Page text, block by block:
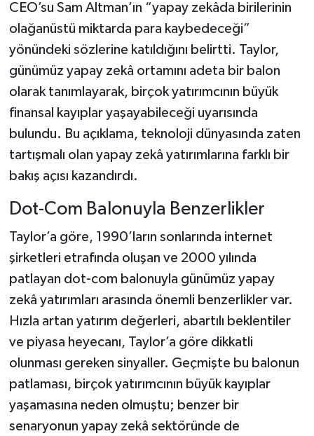
CEO’su Sam Altman’ın “yapay zekâda birilerinin
olağanüstü miktarda para kaybedeceği”
yönündeki sözlerine katıldığını belirtti. Taylor,
günümüz yapay zekâ ortamını adeta bir balon
olarak tanımlayarak, birçok yatırımcının büyük
finansal kayıplar yaşayabileceği uyarısında
bulundu. Bu açıklama, teknoloji dünyasında zaten
tartışmalı olan yapay zekâ yatırımlarına farklı bir
bakış açısı kazandırdı.
Dot-Com Balonuyla Benzerlikler
Taylor’a göre, 1990’ların sonlarında internet
şirketleri etrafında oluşan ve 2000 yılında
patlayan dot-com balonuyla günümüz yapay
zekâ yatırımları arasında önemli benzerlikler var.
Hızla artan yatırım değerleri, abartılı beklentiler
ve piyasa heyecanı, Taylor’a göre dikkatli
olunması gereken sinyaller. Geçmişte bu balonun
patlaması, birçok yatırımcının büyük kayıplar
yaşamasına neden olmuştu; benzer bir
senaryonun yapay zekâ sektöründe de